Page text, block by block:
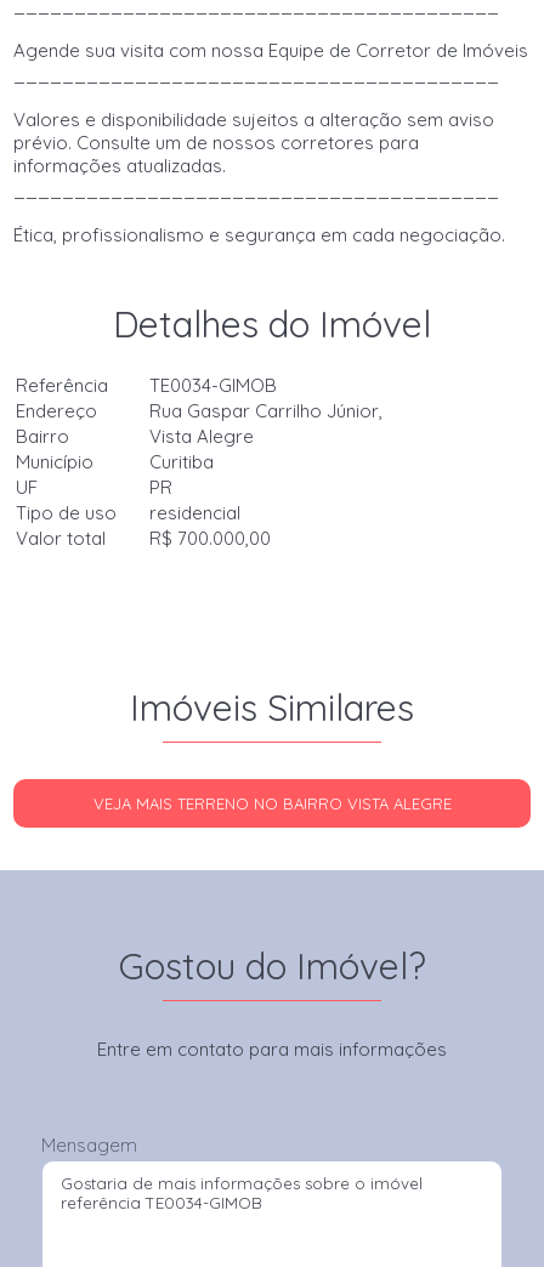
Agende sua visita com nossa Equipe de Corretor de Imóveis
Valores e disponibilidade sujeitos a alteração sem aviso
prévio. Consulte um de nossos corretores para
informações atualizadas.
Ética, profissionalismo e segurança em cada negociação.
Detalhes do Imóvel
Referência
TE0034-GIMOB
Endereço
Rua Gaspar Carrilho Júnior,
Bairro
Vista Alegre
Município
Curitiba
UF
PR
Tipo de uso
residencial
Valor total
R$ 700.000,00
Imóveis Similares
VEJA MAIS TERRENO NO BAIRRO VISTA ALEGRE
Gostou do Imóvel?
Entre em contato para mais informações
Mensagem